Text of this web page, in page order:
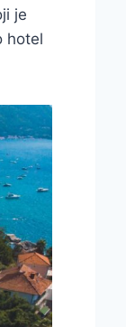
je
hotel